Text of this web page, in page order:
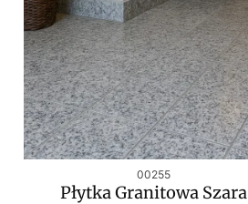
Kod produktu
00255
Płytka Granitowa Szara